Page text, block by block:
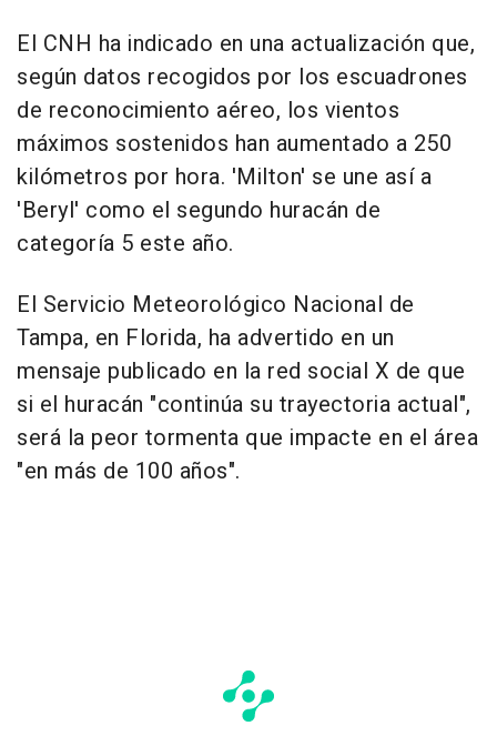
El CNH ha indicado en una actualización que,
según datos recogidos por los escuadrones
de reconocimiento aéreo, los vientos
máximos sostenidos han aumentado a 250
kilómetros por hora. 'Milton' se une así a
'Beryl' como el segundo huracán de
categoría 5 este año.
El Servicio Meteorológico Nacional de
Tampa, en Florida, ha advertido en un
mensaje publicado en la red social X de que
si el huracán "continúa su trayectoria actual",
será la peor tormenta que impacte en el área
"en más de 100 años".